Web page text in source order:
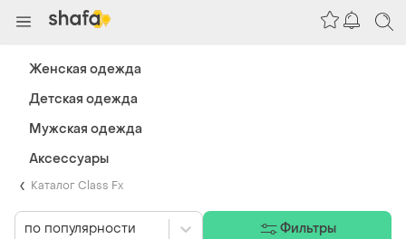
Каталог Class Fx
по популярности Фильтры
Женская одежда
Детская одежда
Мужская одежда
Аксессуары